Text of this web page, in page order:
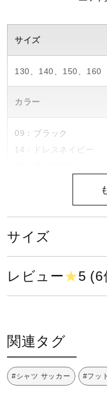
アウトドア
ジュニア／
コラボ／ライ
その他
サイズ
130、140、150、160
カラー
09：ブラック
14：ドレスネイビー
表地：ポリエステル100
中綿：ポリエステル
バインダー：ポリエス
中国製
発売シーズン
サイズ
レビュー★5 (6
関連タグ
#シャツ サッカー #フッ